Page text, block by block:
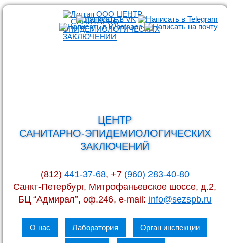
ЦЕНТР
САНИТАРНО-ЭПИДЕМИОЛОГИЧЕСКИХ
ЗАКЛЮЧЕНИЙ
(812) 441-37-68, +7 (960) 283-40-80
Санкт-Петербург, Митрофаньевское шоссе, д.2,
БЦ “Адмирал”, оф.246, e-mail: info@sezspb.ru
О нас Лаборатория Орган инспекции